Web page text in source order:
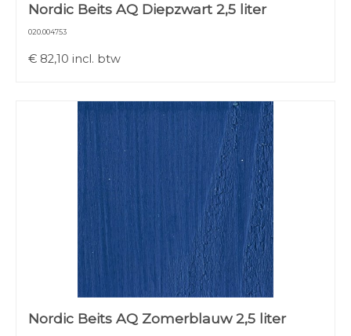
Nordic Beits AQ Diepzwart 2,5 liter
020.004753
€ 82,10 incl. btw
Nordic Beits AQ Zomerblauw 2,5 liter